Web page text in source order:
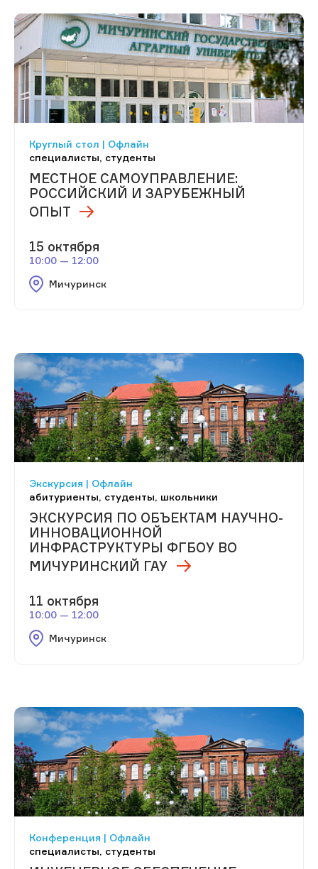
Круглый стол | Офлайн
специалисты, студенты
МЕСТНОЕ САМОУПРАВЛЕНИЕ:
РОССИЙСКИЙ И ЗАРУБЕЖНЫЙ
ОПЫТ
15 октября
10:00 — 12:00
Мичуринск
Экскурсия | Офлайн
абитуриенты, студенты, школьники
ЭКСКУРСИЯ ПО ОБЪЕКТАМ НАУЧНО-
ИННОВАЦИОННОЙ
ИНФРАСТРУКТУРЫ ФГБОУ ВО
МИЧУРИНСКИЙ ГАУ
11 октября
10:00 — 12:00
Мичуринск
Конференция | Офлайн
специалисты, студенты